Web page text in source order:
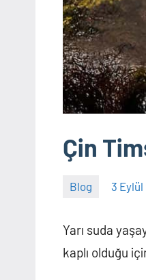
Çin
Blog 3
Adem
Yarı suda
kaplı olduğu